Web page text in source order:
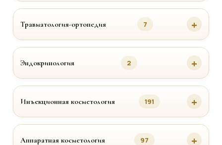
Травматология-ортопедия 7
Эндокринология 2
Инъекционная косметология 191
Аппаратная косметология 97